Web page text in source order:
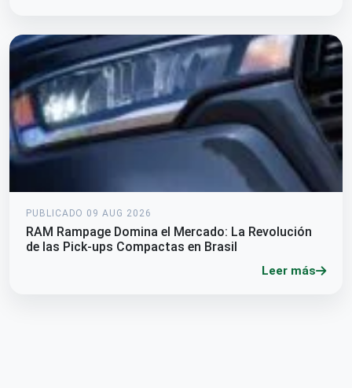
PUBLICADO 09 AUG 2026
RAM Rampage Domina el Mercado: La Revolución
de las Pick-ups Compactas en Brasil
Leer más